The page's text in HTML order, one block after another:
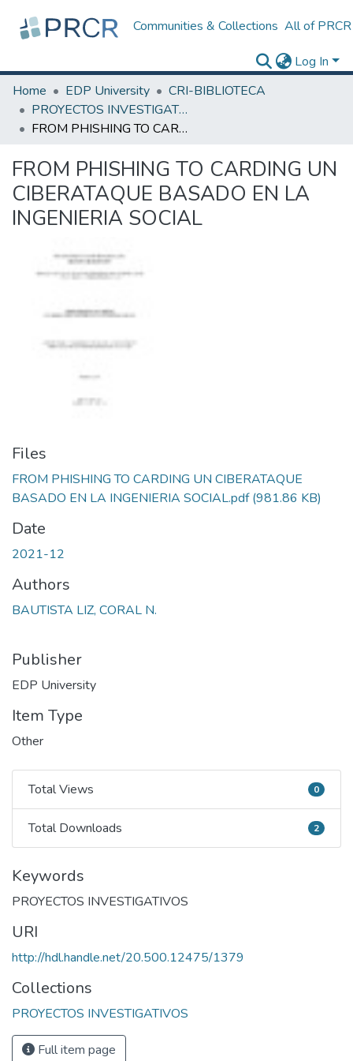
Communities & Collections All of PRCR
Log In
Home
EDP University
CRI-BIBLIOTECA
PROYECTOS INVESTIGATIVOS
FROM PHISHING TO CARDING UN CIBERATAQUE BASADO EN LA INGENIERIA SOCIAL
FROM PHISHING TO CARDING UN
CIBERATAQUE BASADO EN LA
INGENIERIA SOCIAL
Files
FROM PHISHING TO CARDING UN CIBERATAQUE
BASADO EN LA INGENIERIA SOCIAL.pdf(981.86 KB)
Date
2021-12
Authors
BAUTISTA LIZ, CORAL N.
Publisher
EDP University
Item Type
Other
Total Views
Total Views 0
Total Downloads
Total Downloads 2
Keywords
PROYECTOS INVESTIGATIVOS
URI
http://hdl.handle.net/20.500.12475/1379
Collections
PROYECTOS INVESTIGATIVOS
Full item page